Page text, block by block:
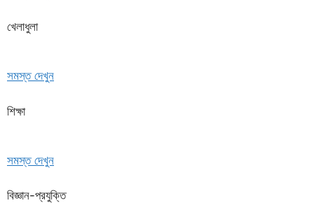
খেলাধুলা
সমস্ত দেখুন
শিক্ষা
সমস্ত দেখুন
বিজ্ঞান-প্রযুক্তি